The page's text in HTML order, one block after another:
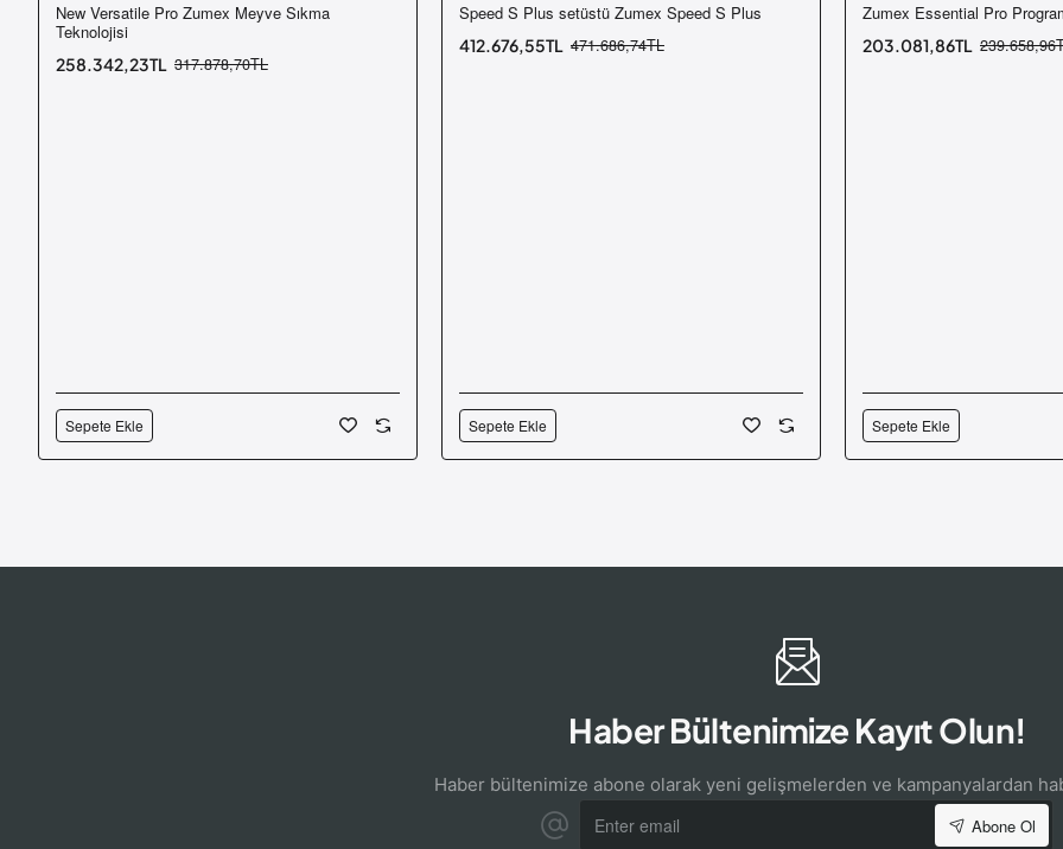
Ücretsiz Kargo
-19%
New Versatile Pro Zumex Meyve Sıkma
Teknolojisi
258.342,23TL 317.878,70TL
Sepete Ekle
Ücretsiz Kargo
-13%
Speed S Plus setüstü Zumex Speed S Plus
412.676,55TL 471.686,74TL
Sepete Ekle
-15%
Zumex Essential Pro
203.081,86TL
Sepete Ekle
Haber Bültenimize Kayıt Olun!
Haber bültenimize abone olarak yeni gelişmelerden ve kampanyalardan
email
Abone Ol